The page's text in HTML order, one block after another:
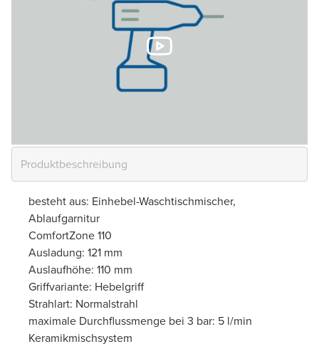
besteht aus: Einhebel-Waschtischmischer,
Ablaufgarnitur
ComfortZone 110
Ausladung: 121 mm
Auslaufhöhe: 110 mm
Griffvariante: Hebelgriff
Strahlart: Normalstrahl
maximale Durchflussmenge bei 3 bar: 5 l/min
Keramikmischsystem